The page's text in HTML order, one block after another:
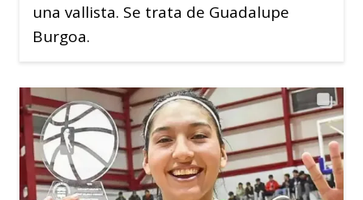
una vallista. Se trata de Guadalupe
Burgoa.